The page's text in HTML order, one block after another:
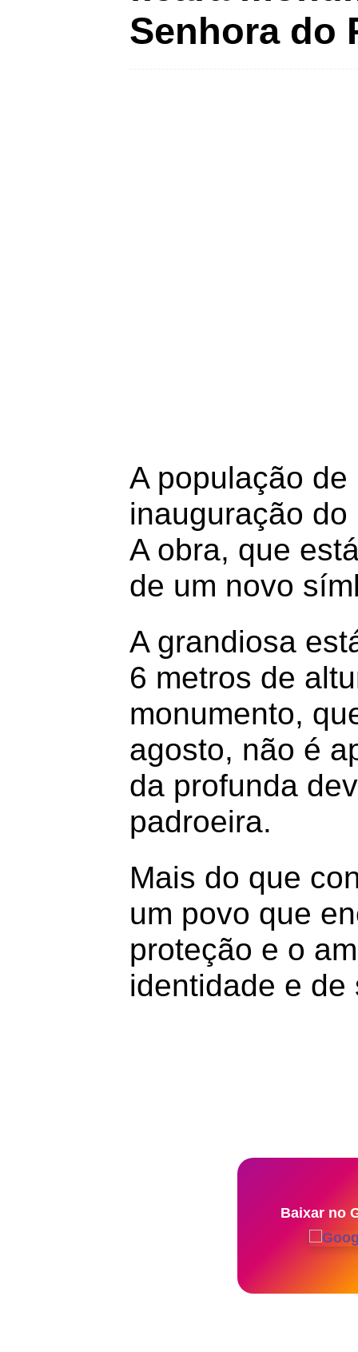
Senhora do
A população
inauguração
A obra, que
de um novo
A grandiosa
6 metros de
monumento,
agosto, não é
da profunda
padroeira.
Mais do que
um povo que
proteção e o
identidade e
Baixar no